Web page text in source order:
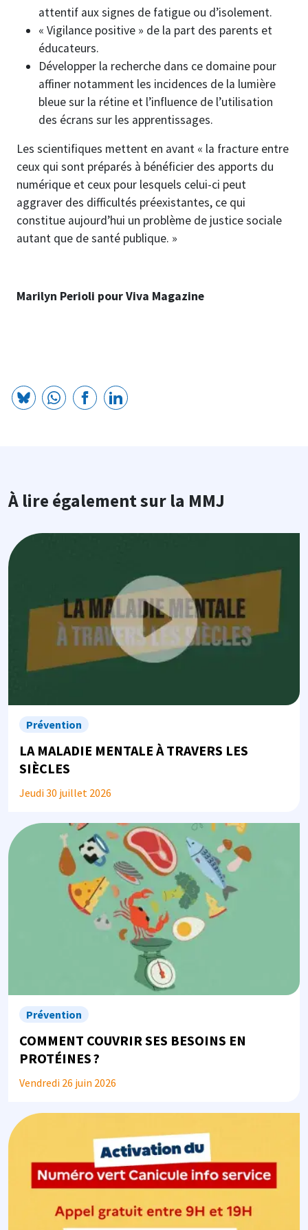
attentif aux signes de fatigue ou d’iso­lement.
« Vigilance positive » de la part des parents et
éducateurs.
Développer la recherche dans ce domaine pour
affiner notamment les incidences de la lumière
bleue sur la rétine et l’influence de l’utilisation
des écrans sur les apprentissages.
Les scientifiques mettent en avant « la fracture entre
ceux qui sont préparés à bénéficier des apports du
numérique et ceux pour lesquels celui-ci peut
aggraver des difficultés préexistantes, ce qui
constitue aujourd’hui un problème de justice sociale
autant que de santé publique. »
Marilyn Perioli pour Viva Magazine
À lire également sur la MMJ
Image
Prévention
LA MALADIE MENTALE À TRAVERS LES
SIÈCLES
Jeudi 30 juillet 2026
Image
Prévention
COMMENT COUVRIR SES BESOINS EN
PROTÉINES ?
Vendredi 26 juin 2026
Image